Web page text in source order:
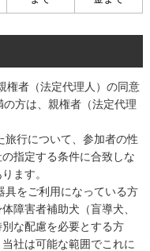
権者（法定代理人）の同意
方は、親権者（法定代理
旅行について、参加者の性
指定する条件に合致しな
ます。
具をご利用になっている方
障害者補助犬（盲導犬、
な配慮を必要とする方
社は可能な範囲でこれに